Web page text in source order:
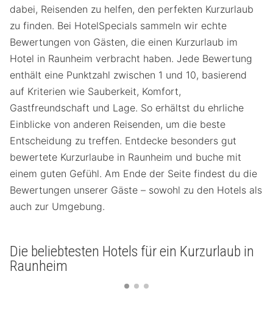
dabei, Reisenden zu helfen, den perfekten Kurzurlaub
zu finden. Bei HotelSpecials sammeln wir echte
Bewertungen von Gästen, die einen Kurzurlaub im
Hotel in Raunheim verbracht haben. Jede Bewertung
enthält eine Punktzahl zwischen 1 und 10, basierend
auf Kriterien wie Sauberkeit, Komfort,
Gastfreundschaft und Lage. So erhältst du ehrliche
Einblicke von anderen Reisenden, um die beste
Entscheidung zu treffen. Entdecke besonders gut
bewertete Kurzurlaube in Raunheim und buche mit
einem guten Gefühl. Am Ende der Seite findest du die
Bewertungen unserer Gäste – sowohl zu den Hotels als
auch zur Umgebung.
Die beliebtesten Hotels für ein Kurzurlaub in
Raunheim